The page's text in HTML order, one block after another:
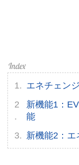
お問い
エネチェン
新機能1：
能
新機能2：